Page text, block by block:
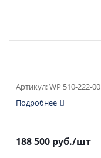
Артикул:WP 510-222-00
Подробнее
188 500 руб./шт